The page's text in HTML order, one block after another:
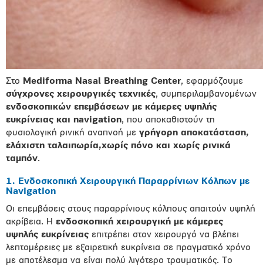
Στο Mediforma Nasal Breathing Center, εφαρμόζουμε
σύγχρονες χειρουργικές τεχνικές, συμπεριλαμβανομένων
ενδοσκοπικών επεμβάσεων με κάμερες υψηλής
ευκρίνειας και navigation, που αποκαθιστούν τη
φυσιολογική ρινική αναπνοή με γρήγορη αποκατάσταση,
ελάχιστη ταλαιπωρία,χωρίς πόνο και χωρίς ρινικά
ταμπόν.
1. Ενδοσκοπική Χειρουργική Παραρρίνιων Κόλπων με
Navigation
Οι επεμβάσεις στους παραρρίνιους κόλπους απαιτούν υψηλή
ακρίβεια. Η ενδοσκοπική χειρουργική με κάμερες
υψηλής ευκρίνειας επιτρέπει στον χειρουργό να βλέπει
λεπτομέρειες με εξαιρετική ευκρίνεια σε πραγματικό χρόνο
με αποτέλεσμα να είναι πολύ λιγότερο τραυματικός. Το